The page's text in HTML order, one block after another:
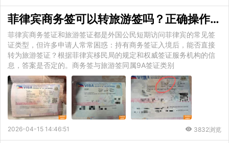
菲律宾商务签可以转旅游签吗？正确操作指南
菲律宾商务签证和旅游签证都是外国公民短期访问菲律宾的常见签
证类型，但许多申请人常常困惑：持有商务签证入境后，能否直接
转为旅游签证？根据菲律宾移民局的规定和权威签证服务机构的信
息，答案是否定的。商务签与旅游签同属9A签证类别
2026-04-15 14:46:51 3832浏览